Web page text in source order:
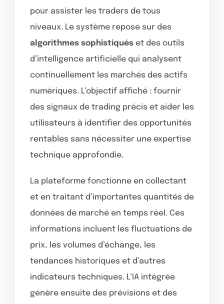
pour assister les traders de tous
niveaux. Le système repose sur des
algorithmes sophistiqués et des outils
d’intelligence artificielle qui analysent
continuellement les marchés des actifs
numériques. L’objectif affiché : fournir
des signaux de trading précis et aider les
utilisateurs à identifier des opportunités
rentables sans nécessiter une expertise
technique approfondie.
La plateforme fonctionne en collectant
et en traitant d’importantes quantités de
données de marché en temps réel. Ces
informations incluent les fluctuations de
prix, les volumes d’échange, les
tendances historiques et d’autres
indicateurs techniques. L’IA intégrée
génère ensuite des prévisions et des